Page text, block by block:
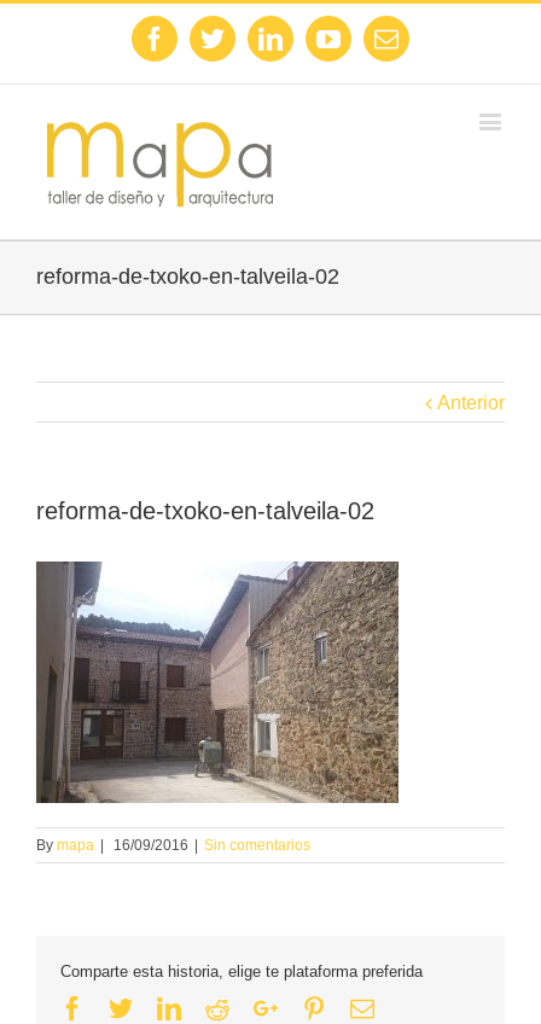
FacebookTwitterLinkedinYoutubeEmail
reforma-de-txoko-en-talveila-02
Anterior
reforma-de-txoko-en-talveila-02
By mapa 16/09/2016 Sin comentarios
Comparte esta historia, elige te plataforma preferida
Facebook
TwitterLinkedin
RedditGoogle+Pinterest
Email